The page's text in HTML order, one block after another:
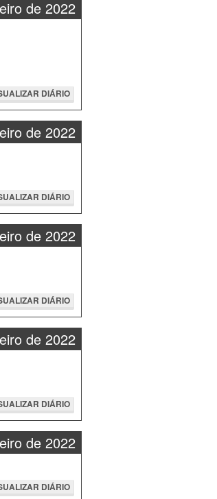
de 2022
DIÁRIO
de 2022
DIÁRIO
de 2022
DIÁRIO
de 2022
DIÁRIO
de 2022
DIÁRIO